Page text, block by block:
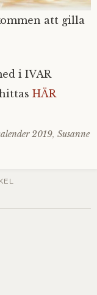
att gilla
i IVAR
HÄR
2019, Susanne